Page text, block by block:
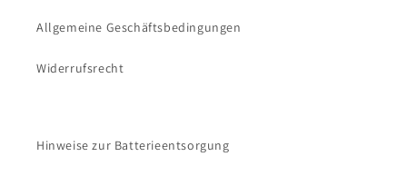
Allgemeine Geschäftsbedingungen
Widerrufsrecht
Hinweise zur Batterieentsorgung